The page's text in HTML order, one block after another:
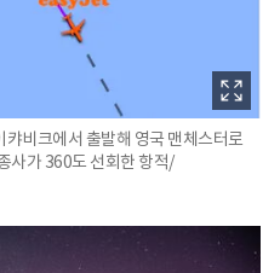
비크에서 출발해 영국 맨체스터로
사가 360도 선회한 항적/